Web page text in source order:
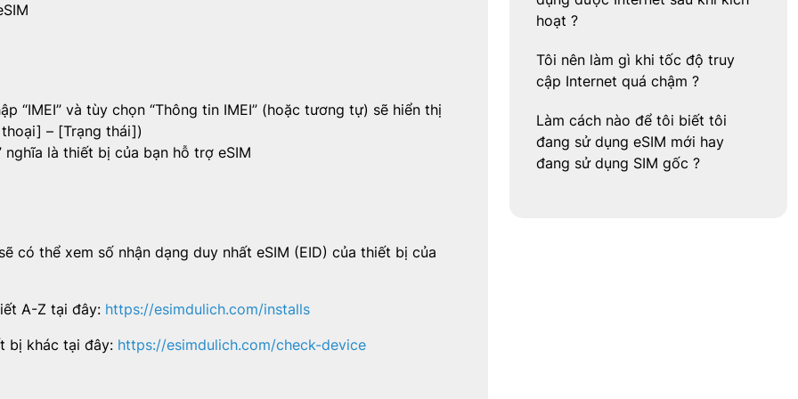
“IMEI” và tùy chọn “Thông tin IMEI” (hoặc tương tự) sẽ hiển thị
– [Trạng thái])
nghĩa là thiết bị của bạn hỗ trợ eSIM
có thể xem số nhận dạng duy nhất eSIM (EID) của thiết bị của
A-Z tại đây: https://esimdulich.com/installs
bị khác tại đây: https://esimdulich.com/check-device
hoạt ?
Tôi nên làm gì khi tốc độ truy
cập Internet quá chậm ?
Làm cách nào để tôi biết tôi
đang sử dụng eSIM mới hay
đang sử dụng SIM gốc ?